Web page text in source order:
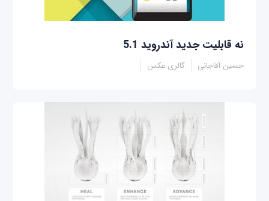
نه قابلیت جدید آندروید 5.1
حسین آقاجانی گالری عکس